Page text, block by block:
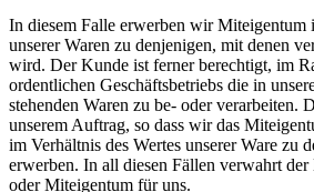
In diesem Falle erwerben wir Miteigentum
unserer Waren zu denjenigen, mit denen
wird. Der Kunde ist ferner berechtigt, im
ordentlichen Geschäftsbetriebs die in
stehenden Waren zu be- oder verarbeiten.
unserem Auftrag, so dass wir das
im Verhältnis des Wertes unserer Ware zu
erwerben. In all diesen Fällen verwahrt
oder Miteigentum für uns.